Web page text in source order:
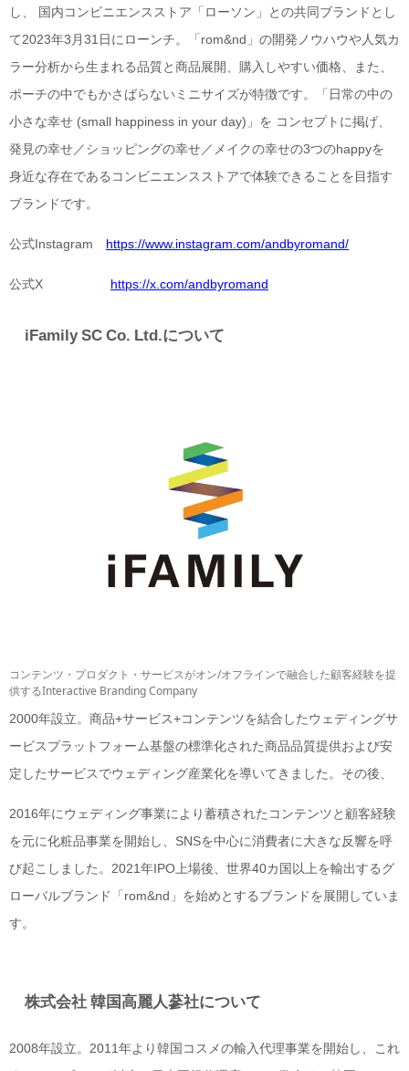
し、 国内コンビニエンスストア「ローソン」との共同ブランドとし
て2023年3月31日にローンチ。「rom&nd」の開発ノウハウや人気カ
ラー分析から生まれる品質と商品展開、購入しやすい価格、また、
ポーチの中でもかさばらないミニサイズが特徴です。「日常の中の
小さな幸せ (small happiness in your day)」を コンセプトに掲げ、
発見の幸せ／ショッピングの幸せ／メイクの幸せの3つのhappyを
身近な存在であるコンビニエンスストアで体験できることを目指す
ブランドです。
公式Instagram https://www.instagram.com/andbyromand/
公式X https://x.com/andbyromand
iFamily SC Co. Ltd.について
コンテンツ・プロダクト・サービスがオン/オフラインで融合した顧客経験を提
供するInteractive Branding Company
2000年設立。商品+サービス+コンテンツを結合したウェディングサ
ービスプラットフォーム基盤の標準化された商品品質提供および安
定したサービスでウェディング産業化を導いてきました。その後、
2016年にウェディング事業により蓄積されたコンテンツと顧客経験
を元に化粧品事業を開始し、SNSを中心に消費者に大きな反響を呼
び起こしました。2021年IPO上場後、世界40カ国以上を輸出するグ
ローバルブランド「rom&nd」を始めとするブランドを展開していま
す。
株式会社 韓国高麗人蔘社について
2008年設立。2011年より韓国コスメの輸入代理事業を開始し、これ